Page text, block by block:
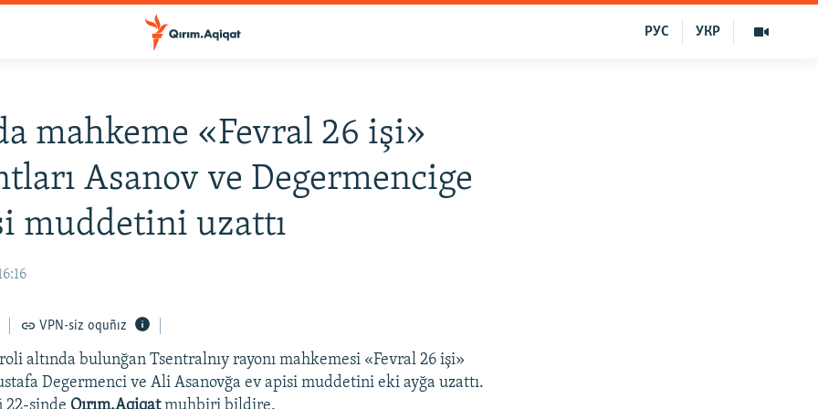
УКР
РУС
mahkeme «Fevral 26 işi»
Asanov ve Degermencige
muddetini uzattı
VPN-siz oquñız
altında bulunğan Tsentralnıy rayonı mahkemesi «Fevral 26 işi»
Degermenci ve Ali Asanovğa ev apisi muddetini eki ayğa uzattı.